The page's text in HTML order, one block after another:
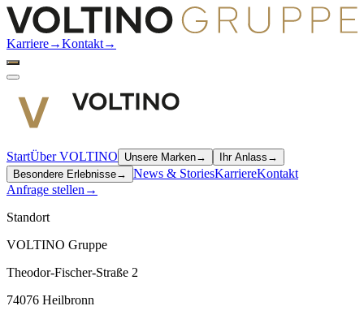
Karriere→Kontakt→
StartÜber VOLTINO Unsere Marken→ Ihr Anlass →
Besondere Erlebnisse→ News & StoriesKarriereKontakt
Anfrage stellen →
Standort
VOLTINO Gruppe
Theodor-Fischer-Straße 2
74076 Heilbronn